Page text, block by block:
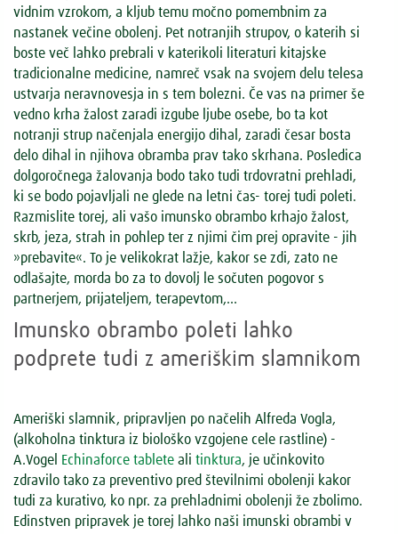
vidnim vzrokom, a kljub temu močno pomembnim za
nastanek večine obolenj. Pet notranjih strupov, o katerih si
boste več lahko prebrali v katerikoli literaturi kitajske
tradicionalne medicine, namreč vsak na svojem delu telesa
ustvarja neravnovesja in s tem bolezni. Če vas na primer še
vedno krha žalost zaradi izgube ljube osebe, bo ta kot
notranji strup načenjala energijo dihal, zaradi česar bosta
delo dihal in njihova obramba prav tako skrhana. Posledica
dolgoročnega žalovanja bodo tako tudi trdovratni prehladi,
ki se bodo pojavljali ne glede na letni čas- torej tudi poleti.
Razmislite torej, ali vašo imunsko obrambo krhajo žalost,
skrb, jeza, strah in pohlep ter z njimi čim prej opravite - jih
»prebavite«. To je velikokrat lažje, kakor se zdi, zato ne
odlašajte, morda bo za to dovolj le sočuten pogovor s
partnerjem, prijateljem, terapevtom,…
Imunsko obrambo poleti lahko
podprete tudi z ameriškim slamnikom
Ameriški slamnik, pripravljen po načelih Alfreda Vogla,
(alkoholna tinktura iz biološko vzgojene cele rastline) -
A.Vogel Echinaforce tablete ali tinktura, je učinkovito
zdravilo tako za preventivo pred številnimi obolenji kakor
tudi za kurativo, ko npr. za prehladnimi obolenji že zbolimo.
Edinstven pripravek je torej lahko naši imunski obrambi v